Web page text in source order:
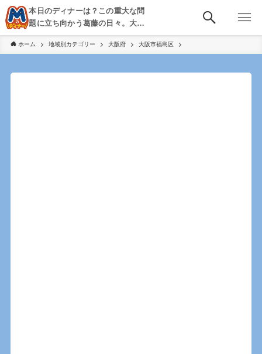
本日のディナーは？この重大な問
題に立ち向かう葛藤の日々。大
阪・京都・神戸を中心とした食べ
歩き、飲み歩きを綴る。
ホーム 地域別カテゴリー 大阪府 大阪市福島区